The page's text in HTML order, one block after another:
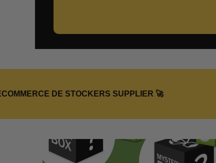
DE STOCKERS SUPPLIER 🚀